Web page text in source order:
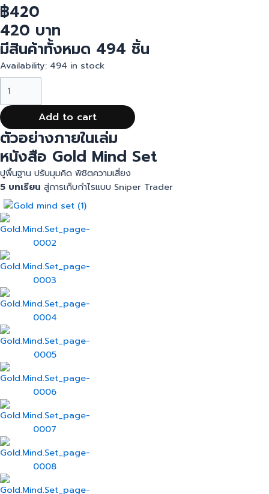
฿420
420 บาท
มีสินค้าทั้งหมด 494 ชิ้น
Availability: 494 in stock
Add to cart
ตัวอย่างภายในเล่ม
หนังสือ Gold Mind Set
ปูพื้นฐาน ปรับมุมคิด พิชิตความเสี่ยง
5 บทเรียน สู่การเก็บกำไรแบบ Sniper Trader